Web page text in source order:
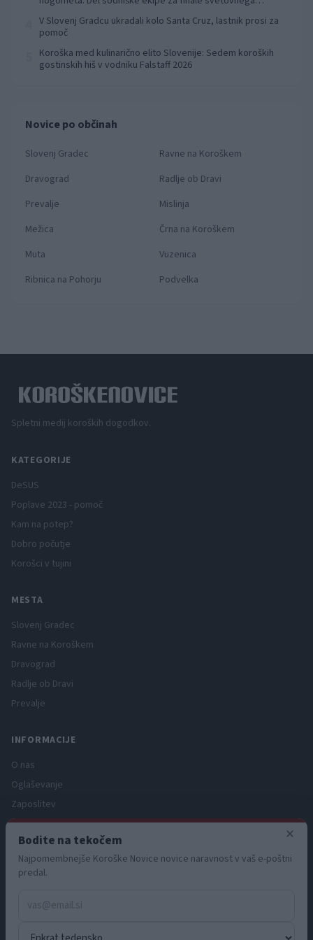
V Slovenj Gradcu ukradali kolo Santa Cruz, lastnik prosi za
pomoč
Koroška med kulinarično elito Slovenije: Sedem koroških
gostinskih hiš v vodniku Falstaff 2026
Novice po občinah
Slovenj Gradec
Ravne na Koroškem
Dravograd
Radlje ob Dravi
Prevalje
Mislinja
Mežica
Črna na Koroškem
Muta
Vuzenica
Ribnica na Pohorju
Podvelka
Spletni medij koroških dogodkov.
KATEGORIJE
DeSUS
Poplave 2023 - pomoč
Kam na potep?
Dobro počutje
Korošci v tujini
MESTA
Slovenj Gradec
Ravne na Koroškem
Dravograd
Radlje ob Dravi
Prevalje
INFORMACIJE
O nas
Oglaševanje
Zaposlitev
Pravno obvestilo
Zasebnost in piškotki
Storitve
Pogoji uporabe
×
Bodite na tekočem
Najpomembnejše Koroške Novice novice naravnost v vaš e-poštni
predal.